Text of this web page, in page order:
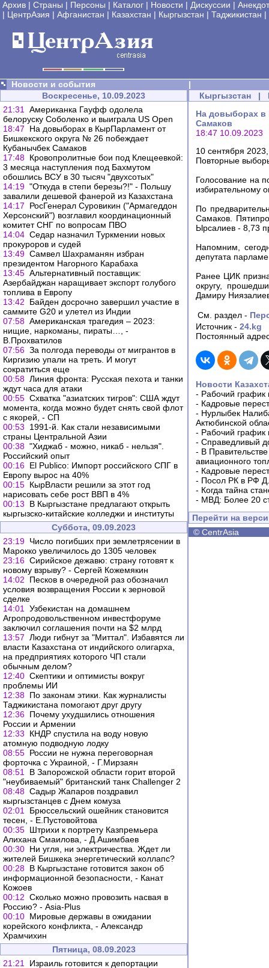
Архив | Страны | Персоны | Каталог | Новости | Дискуссии |
| ЦентрАзия | Афганистан | Казахстан | Кыргызстан | Таджикистан |
Новости и события
|
Воскресенье, 10.09.2023
21:31
Американка Гауфф одолела
белоруску Соболенко и выиграла US Open
18:47
На довыборах в КырПарламент от
Бишкекского округа № 26 побеждает
Кубанычбек Самаков
17:48 Кровопролитные бои под Клещеевкой:
3 месяца наступления под Бахмутом
обошлись ВСУ в 30 тысяч "двухсотых"
14:19 "Откуда в степи березы?!" - Польшу
завалили дешевой фанерой из Казахстана
14:17
РосГенерал Суровикин ("Армагеддон
Херсонский") возглавил координационный
комитет СНГ по вопросам ПВО
14:04 Седар назначил Туркмении новых
прокуроров и судей
13:49 Самвел Шахраманян избран
президентом Нагорного Карабаха
13:45 Альтернативный поставщик:
Азербайджан наращивает экспорт голубого
топлива в Европу
13:42
Байден досрочно завершил участие в
саммите G20 и улетел из Индии
07:58 Американская трагедия – 2023:
нищие, наркоманы, пираты…, -
В.Прохватилов
07:56 За полгода переводы от мигрантов в
Киргизию упали на треть. И могут
сократиться еще
00:58 Линия фронта: Русская пехота и танки
ждут часа для атаки
00:55 Схватка "азиатских тигров": США ждут
момента, когда можно будет снять свой флот
с якорей, - СП
00:53
1991-й. Как стали независимыми
страны Центральной Азии
00:38 "Хиджаб - можно, никаб - нельзя".
Российский опыт
00:16 El Publico: Импорт российского СПГ в
Европу вырос на 40%
00:15 КырВласти решили за этот год
нарисовать себе рост ВВП в 4%
00:13
В Кыргызстане предлагают открыть
кыргызско-китайские колледжи и институты
Суббота, 09.09.2023
23:19 Число погибших при землетрясении в
Марокко увеличилось до 1305 человек
23:16 Сирийское дежавю: страну готовят к
новому взрыву? - Сергей Кожемякин
14:02
Песков в очередной раз обозначил
условия возвращения России к зерновой
сделке
14:01
Узбекистан на домашнем
Агропродовольственном инвестфоруме
заключил соглашения почти на $2 млрд
13:57 Люди гибнут за "Миттал". Избавятся ли
власти Казахстана от индийского олигарха,
на предприятиях которого ЧП стали
обычным делом?
12:40 Скептики и оптимисты вокруг
проблемы ИИ
12:38 По законам этики. Как журналисты
Таджикистана помогают друг другу
12:36 Почему ухудшились отношения
России и Армении
12:33
КНДР спустила на воду новую
атомную подводную лодку
08:55 России не нужна переговорная
форточка с Украиной, - Г.Мирзаян
08:51
В Запорожской области горит второй
"неубиваемый" британский танк Challenger 2
08:48 Садыр Жапаров поздравил
кыргызстанцев с Днем комуза
02:01
Брюссельский ошейник становится
тесен, - Е.Пустовойтова
00:35 Штрихи к портрету Казпремьера
Алихана Смаилова, - Д.Ашимбаев
00:30 Ни угля, ни электричества. Ждет ли
жителей Бишкека энергетический коллапс?
00:28 В Кыргызстане готовится закон об
информационной безопасности, - Канат
Кожоев
00:12 Сколько можно провозить насвая в
Россию? - Asia-Plus
00:10 Мировые державы в ожидании
корейского конфликта, - Александр
Храмчихин
Пятница, 08.09.2023
21:21
Израиль готовится к депортации
Кыргызстан |
На довыборах в
Самаков
18:47 10.09.2023
10 сентября
Повторные
Голосование на
избирательному
По
Самаков.
Ырсалиев - 8,73
Напомним,
депутата
Ранее ЦИК
округу,
Дамиру
См. раздел -
Источник - 24.kg
Постоянный
Новости
- Рабочий график
- Кадровые
- Нурлыбек
Актюбинской
- Рабочий график
- Справедливый
- В
авиационного
- Кадровые
- Посол РК в РФ
- Когда тайна
- МВД: Более 20
Перейти на
© CentrAsia